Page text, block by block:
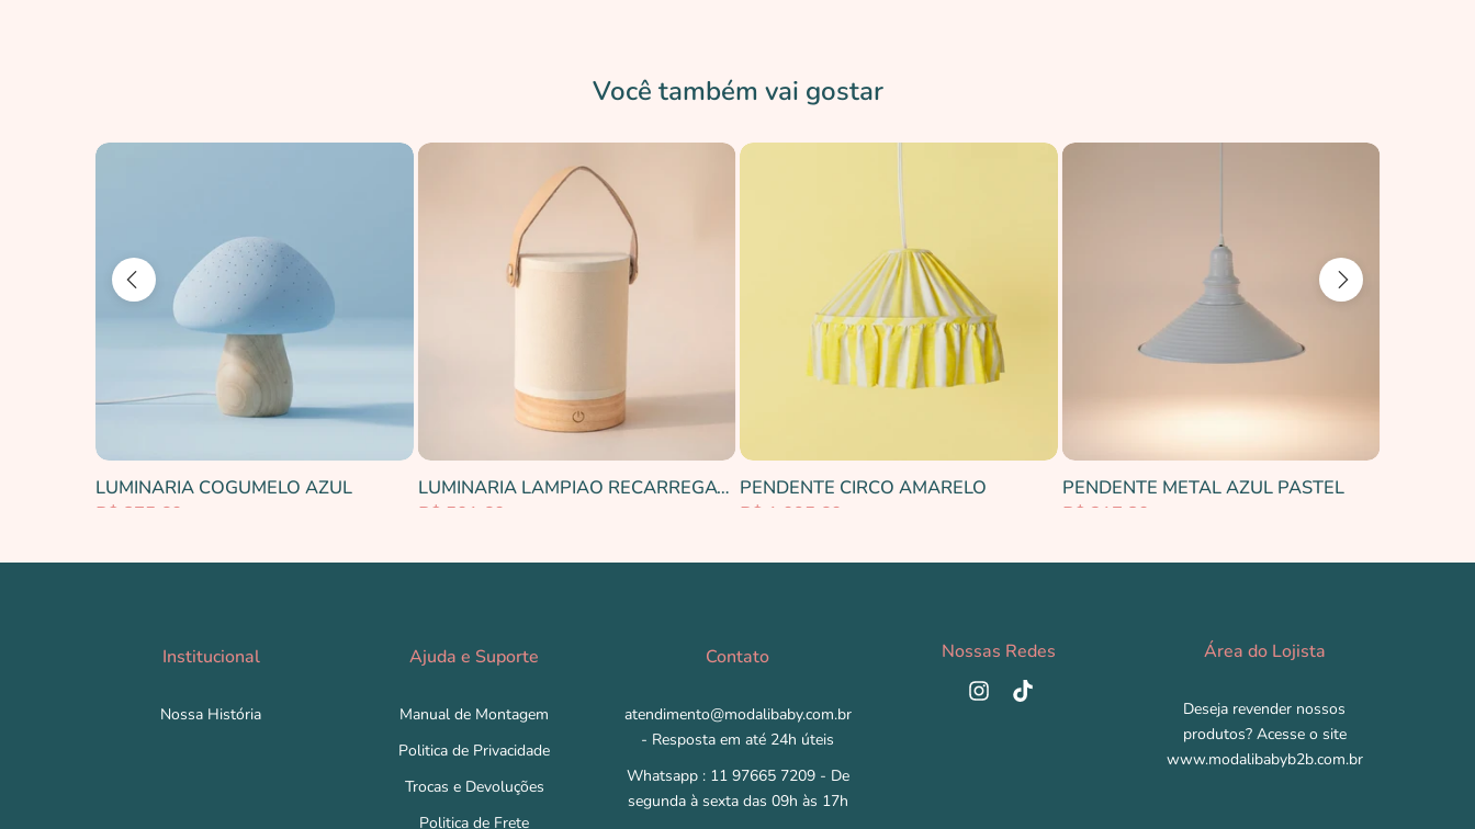
Você também vai gostar
LUMINARIA COGUMELO AZUL
R$ 875,60
LUMINARIA LAMPIAO RECARREGAVEL
R$ 501,60
PENDENTE CIRCO AMARELO
R$ 1.095,60
PENDENTE METAL AZUL PASTEL
R$ 217,80
Institucional
Nossa História
Ajuda e Suporte
Manual de Montagem
Politica de Privacidade
Trocas e Devoluções
Politica de Frete
Contato
atendimento@modalibaby.com.br
- Resposta em até 24h úteis
Whatsapp : 11 97665 7209 - De
segunda à sexta das 09h às 17h
Nossas Redes Área do Lojista
Deseja revender nossos
produtos? Acesse o site
www.modalibabyb2b.com.br